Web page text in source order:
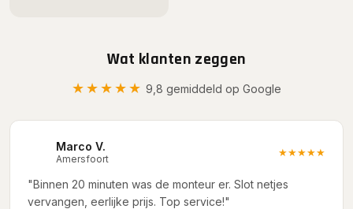
Wat klanten zeggen
★★★★★ 9,8 gemiddeld op Google
Marco V.
Amersfoort
★★★★★
"Binnen 20 minuten was de monteur er. Slot netjes
vervangen, eerlijke prijs. Top service!"